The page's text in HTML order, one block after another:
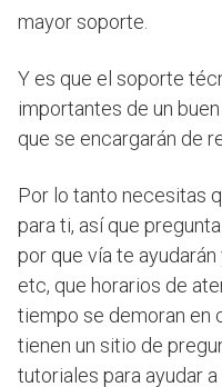
mayor soporte.
Y es que el soporte
importantes de un
que se encargarán de
Por lo tanto necesitas
para ti, así que
por que vía te
etc, que horarios de
tiempo se demoran en
tienen un sitio de
tutoriales para ayudar